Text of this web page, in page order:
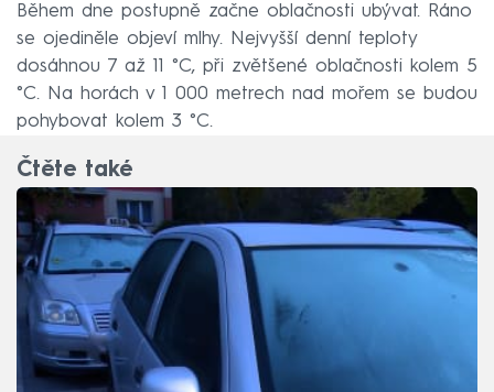
Během dne postupně začne oblačnosti ubývat. Ráno
se ojediněle objeví mlhy. Nejvyšší denní teploty
dosáhnou 7 až 11 °C, při zvětšené oblačnosti kolem 5
°C. Na horách v 1 000 metrech nad mořem se budou
pohybovat kolem 3 °C.
Čtěte také